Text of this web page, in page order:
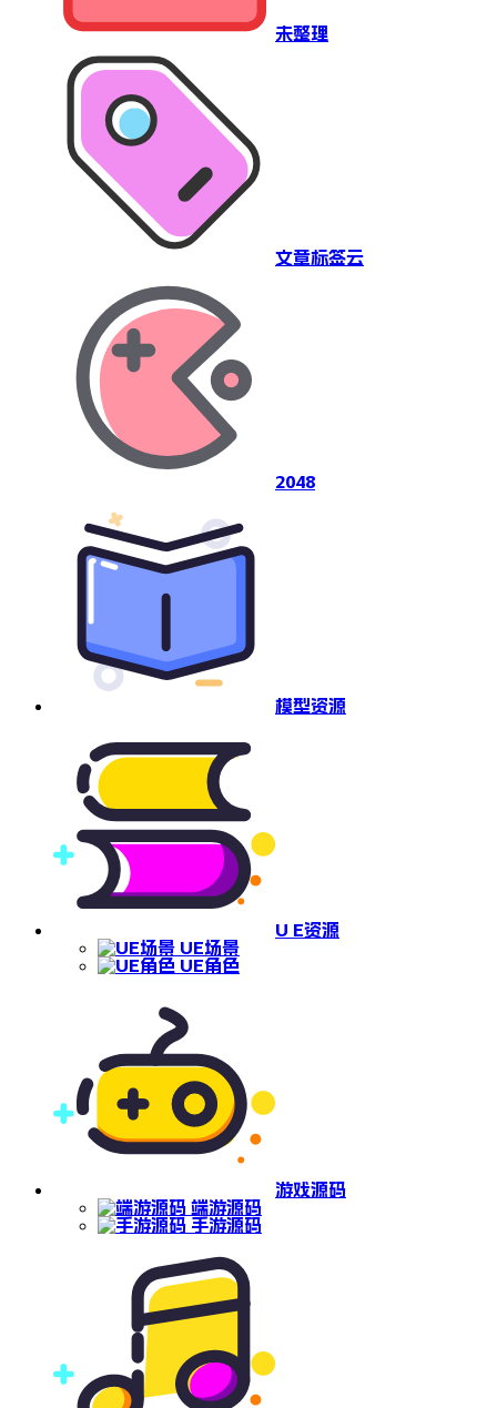
未整理
文章标签云
2048
模型资源
U E资源
UE场景
UE角色
游戏源码
端游源码
手游源码